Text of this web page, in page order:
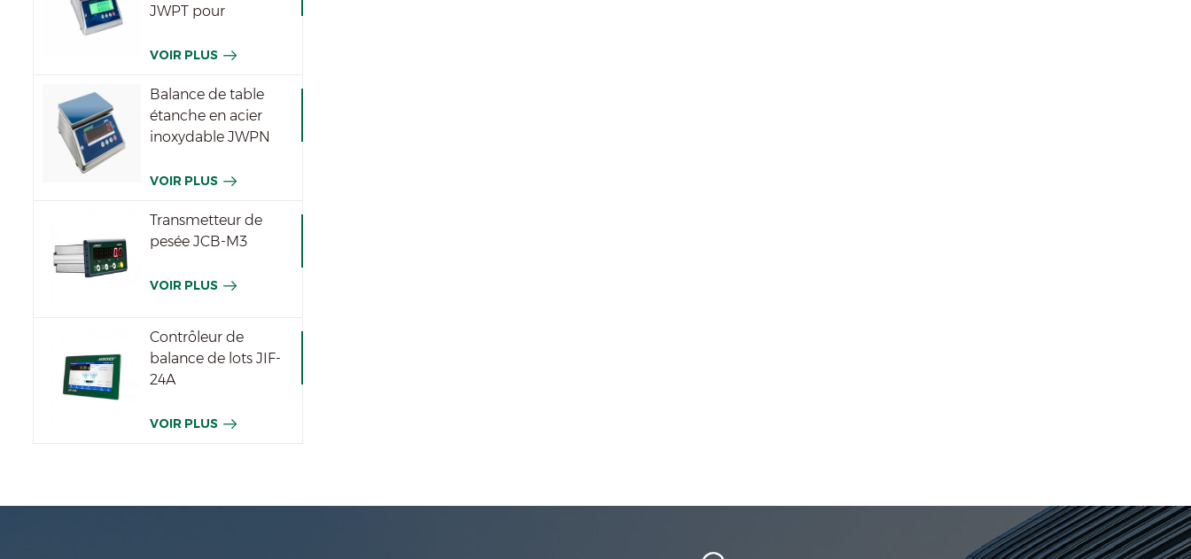
JWPT pour
VOIR PLUS
Balance de table
étanche en acier
inoxydable JWPN
VOIR PLUS
Transmetteur de
pesée JCB-M3
VOIR PLUS
Contrôleur de
balance de lots JIF-
24A
VOIR PLUS